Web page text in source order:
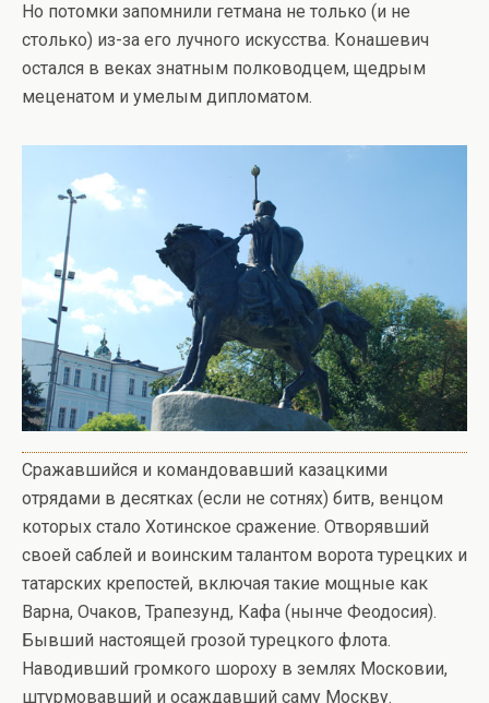
Но потомки запомнили гетмана не только (и не
столько) из-за его лучного искусства. Конашевич
остался в веках знатным полководцем, щедрым
меценатом и умелым дипломатом.
Сражавшийся и командовавший казацкими
отрядами в десятках (если не сотнях) битв, венцом
которых стало Хотинское сражение. Отворявший
своей саблей и воинским талантом ворота турецких и
татарских крепостей, включая такие мощные как
Варна, Очаков, Трапезунд, Кафа (нынче Феодосия).
Бывший настоящей грозой турецкого флота.
Наводивший громкого шороху в землях Московии,
штурмовавший и осаждавший саму Москву.